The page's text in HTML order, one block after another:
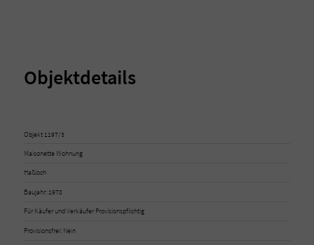
Objektdetails
Objekt 1197/3
Maisonette Wohnung
Haßloch
Baujahr: 1978
Für Käufer und Verkäufer Provisionspflichtig
Provisionsfrei: Nein